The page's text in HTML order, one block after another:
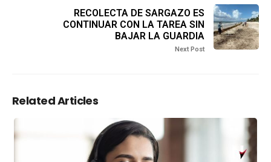
RECOLECTA DE SARGAZO ES
CONTINUAR CON LA TAREA SIN
BAJAR LA GUARDIA
Next Post
Related Articles